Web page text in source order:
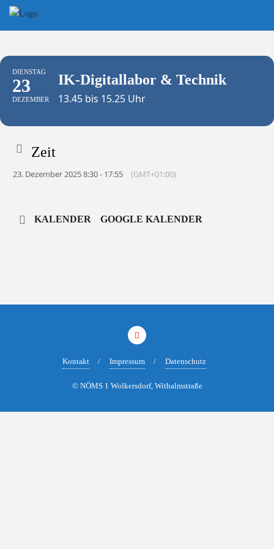
Skip
DIENSTAG
23
DEZEMBER
IK-Digitallabor & Technik
13.45 bis 15.25 Uhr
Zeit
23. Dezember 2025 8:30 - 17:55 (GMT+01:00)
KALENDER GOOGLE KALENDER
Kontakt Impressum Datenschutz